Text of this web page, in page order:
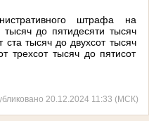
штрафа на
до пятидесяти тысяч
тысяч до двухсот тысяч
трехсот тысяч до пятисот
20.12.2024 11:33 (МСК)